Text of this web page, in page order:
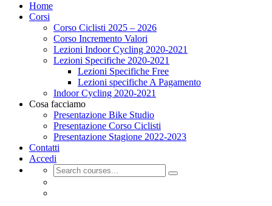
Home
Corsi
Corso Ciclisti 2025 – 2026
Corso Incremento Valori
Lezioni Indoor Cycling 2020-2021
Lezioni Specifiche 2020-2021
Lezioni Specifiche Free
Lezioni specifiche A Pagamento
Indoor Cycling 2020-2021
Cosa facciamo
Presentazione Bike Studio
Presentazione Corso Ciclisti
Presentazione Stagione 2022-2023
Contatti
Accedi